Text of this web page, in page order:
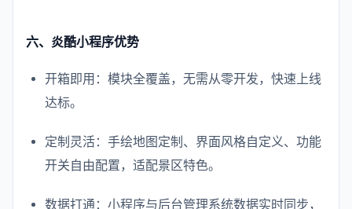
六、炎酷小程序优势
开箱即用：模块全覆盖，无需从零开发，快速上线
达标。
定制灵活：手绘地图定制、界面风格自定义、功能
开关自由配置，适配景区特色。
数据打通：小程序与后台管理系统数据实时同步，